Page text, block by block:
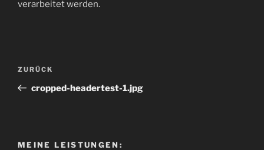
verarbeitet werden.
Beitragsnavigation
Vorheriger
Beitrag
ZURÜCK
cropped-headertest-1.jpg
MEINE LEISTUNGEN: